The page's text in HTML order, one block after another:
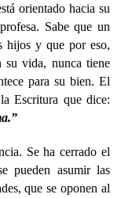
orientado hacia su
Sabe que un
hijos y que por eso,
su vida, nunca tiene
para su bien. El
Escritura que dice:
Se ha cerrado el
pueden asumir las
que se oponen al